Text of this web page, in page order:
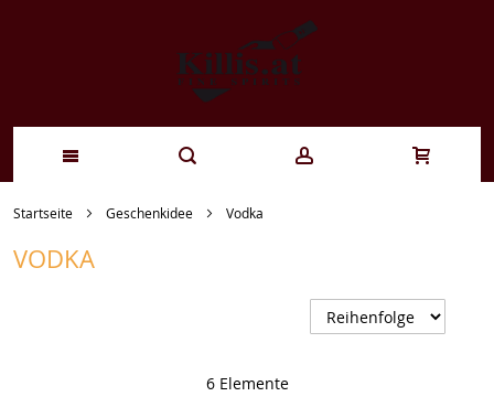
Zum
Inhalt
Startseite Geschenkidee Vodka
VODKA
6Elemente